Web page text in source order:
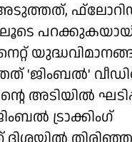
അടുത്തത്,
'ജിംബല്‍'
അടിയില്‍
ട്രാക്കിംഗ്